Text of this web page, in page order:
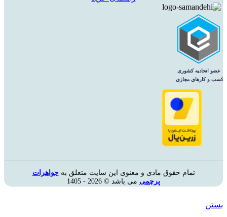
تمام حقوق مادی و معنوی این سایت متعلق بهجواهرات
پرچمی می باشد © 2026 - 1405
بستن